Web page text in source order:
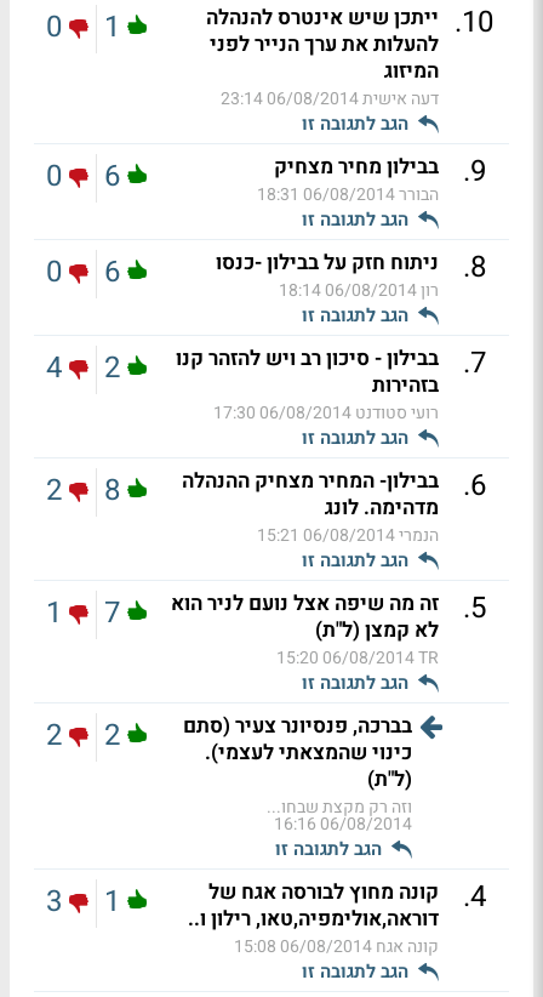
10
. ייתכן שיש אינטרס להנהלה
להעלות את ערך הנייר לפני
המיזוג
דעה אישית06/08/2014 23:14
הגב לתגובה זו
1
0
9
. בבילון מחיר מצחיק
הבורר06/08/2014 18:31
הגב לתגובה זו
6
0
8
. ניתוח חזק על בבילון -כנסו
רון06/08/2014 18:14
הגב לתגובה זו
6
0
7
.
בבילון - סיכון רב ויש להזהר קנו
בזהירות
רועי סטודנט06/08/2014 17:30
הגב לתגובה זו
2
4
6
.
בבילון- המחיר מצחיק ההנהלה
מדהימה. לונג
הנמרי06/08/2014 15:21
הגב לתגובה זו
8
2
5
.
זה מה שיפה אצל נועם לניר הוא
לא קמצן (ל"ת)
TR
06/08/2014 15:20
הגב לתגובה זו
7
1
בברכה, פנסיונר צעיר (סתם
כינוי שהמצאתי לעצמי).
(ל"ת)
וזה רק מקצת שבחו...
06/08/2014 16:16
הגב לתגובה זו
2
2
4
.
קונה מחוץ לבורסה אגח של
דוראה,אולימפיה,טאו, רילון ו..
קונה אגח06/08/2014 15:08
הגב לתגובה זו
1
3